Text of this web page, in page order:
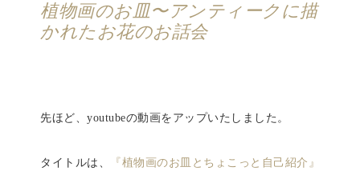
植物画のお皿〜アンティークに描
かれたお花のお話会
先ほど、youtubeの動画をアップいたしました。
タイトルは、 『植物画のお皿とちょこっと自己紹介』